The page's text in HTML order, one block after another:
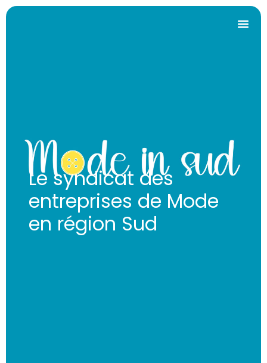
Le syndicat des
entreprises de Mode
en région Sud